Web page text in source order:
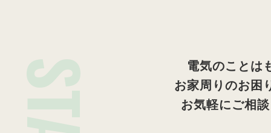
電気のことは
お家周りのお困
お気軽にご相